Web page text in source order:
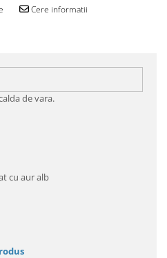
Cere informatii
de vara.
cu aur alb